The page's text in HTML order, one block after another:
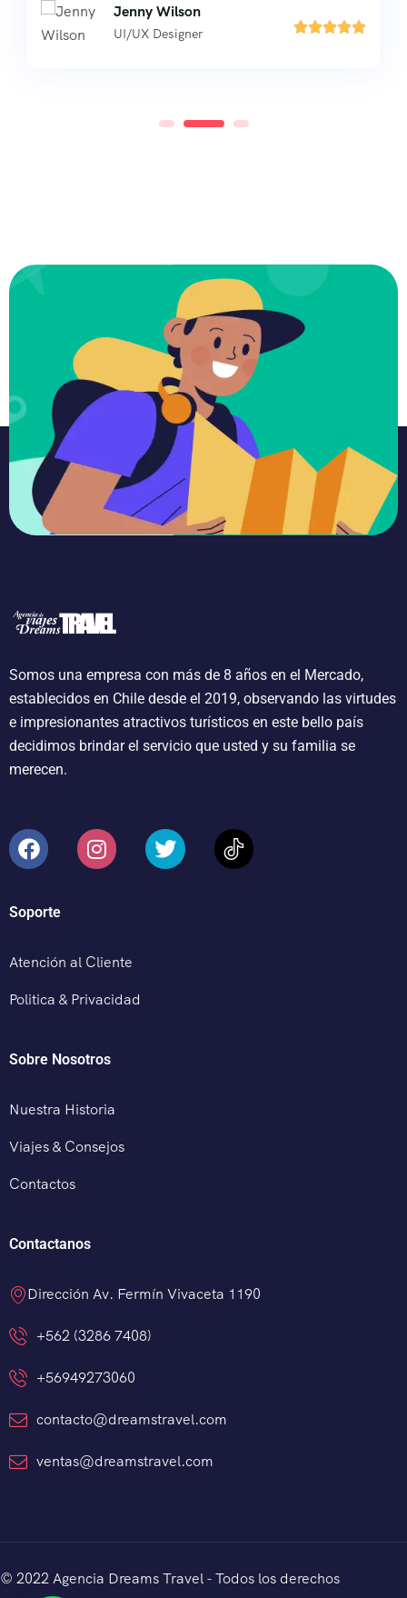
Mila McSabbu
Freelance Designer 
Somos una empresa con más de 8 años en el Mercado,
establecidos en Chile desde el 2019, observando las virtudes
e impresionantes atractivos turísticos en este bello país
decidimos brindar el servicio que usted y su familia se
merecen.
Soporte
Atención al Cliente
Politica & Privacidad
Sobre Nosotros
Nuestra Historia
Viajes & Consejos
Contactos
Contactanos
Dirección Av. Fermín Vivaceta 1190
+562 (3286 7408)
+56949273060
contacto@dreamstravel.com
ventas@dreamstravel.com
© 2022 Agencia Dreams Travel - Todos los derechos